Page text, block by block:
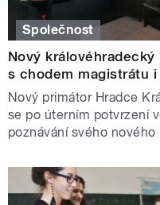
Společnost
Nový
s chodem magistrátu
Nový primátor Hradce
se po úterním potvrzení
poznávání svého